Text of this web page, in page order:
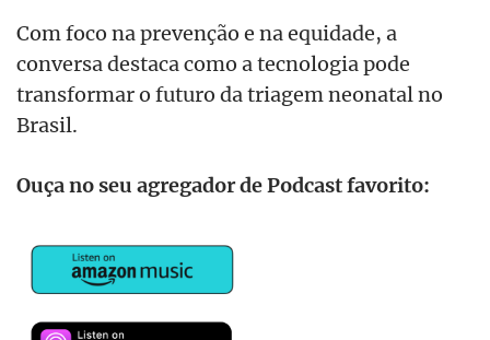
Com foco na prevenção e na equidade, a
conversa destaca como a tecnologia pode
transformar o futuro da triagem neonatal no
Brasil.
Ouça no seu agregador de Podcast favorito: